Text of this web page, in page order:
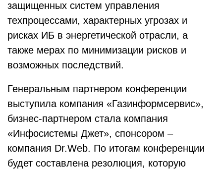
защищенных систем управления
техпроцессами, характерных угрозах и
рисках ИБ в энергетической отрасли, а
также мерах по минимизации рисков и
возможных последствий.
Генеральным партнером конференции
выступила компания «Газинформсервис»,
бизнес-партнером стала компания
«Инфосистемы Джет», спонсором –
компания Dr.Web. По итогам конференции
будет составлена резолюция, которую